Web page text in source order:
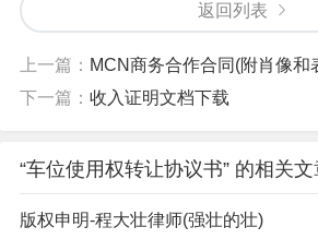
返回列表
上一篇： MCN商务合作合同(附肖像和
下一篇： 收入证明文档下载
“车位使用权转让协议书” 的相关文
版权申明-程大壮律师(强壮的壮)